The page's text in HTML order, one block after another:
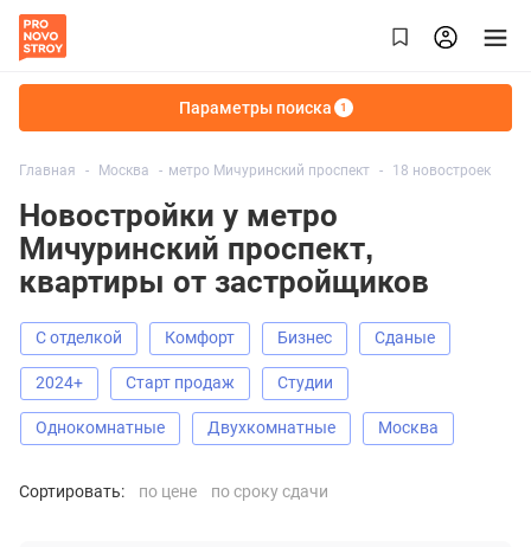
Параметры поиска 1
Главная Москва метро Мичуринский проспект 18 новостроек
Новостройки у метро
Мичуринский проспект,
квартиры от застройщиков
С отделкой Комфорт Бизнес Сданые
2024+ старт продаж Студии
Однокомнатные Двухкомнатные Москва
Сортировать: по цене по сроку сдачи